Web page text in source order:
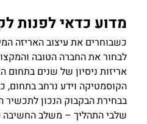
מדוע כדאי לפנות
כשבוחרים את עיצוב האריזה
לבחור את החברה הטובה
אריזות ניסיון של שנים בתחום
הקוסמטיקה וידע נרחב בתחום,
בבחירת הבקבוק הנכון לתכשיר
שלבי התהליך – משלב החשיבה